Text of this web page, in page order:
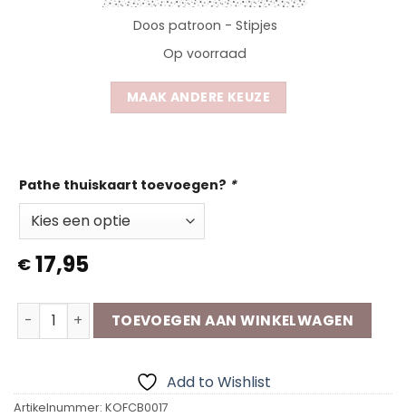
Doos patroon - Stipjes
Op voorraad
MAAK ANDERE KEUZE
Pathe thuiskaart toevoegen? *
€ 17,95
Koffie Cadeaubox | Geniet verlof aantal
TOEVOEGEN AAN WINKELWAGEN
Add to Wishlist
Artikelnummer: KOFCB0017